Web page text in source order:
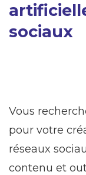
sociaux
Vous
pour votre
réseaux
contenu et